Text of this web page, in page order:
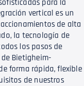
para la
vertical es un
de alta
la tecnología de
los pasos de
Bietigheim-
forma rápida, flexible
de nuestros